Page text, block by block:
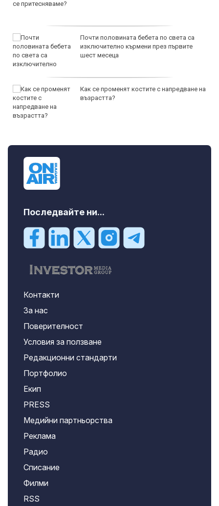
Почти половината бебета по света са
изключително кърмени през първите
шест месеца
Как се променят костите с напредване на
възрастта?
Последвайте ни...
Контакти
За нас
Поверителност
Условия за ползване
Редакционни стандарти
Портфолио
Екип
PRESS
Медийни партньорства
Реклама
Радио
Списание
Филми
RSS